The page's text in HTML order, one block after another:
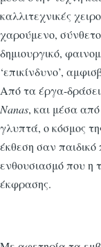
καλλιτεχνικές
χαρούμενο,
δημιουργικό,
‘επικίνδυνο’,
Από τα έργα-
Nanas, και μέσα
γλυπτά, ο κόσμος
έκθεση σαν παιδικό
ενθουσιασμό που η
έκφρασης.